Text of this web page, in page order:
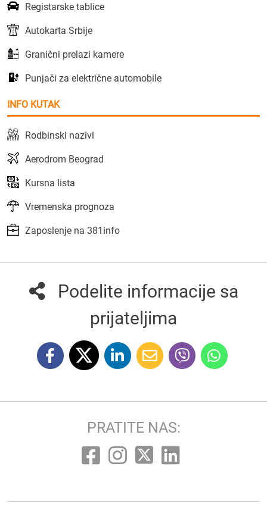
Registarske tablice
Autokarta Srbije
Granični prelazi kamere
Punjači za električne automobile
INFO KUTAK
Rodbinski nazivi
Aerodrom Beograd
Kursna lista
Vremenska prognoza
Zaposlenje na 381info
Podelite informacije sa
prijateljima
PRATITE NAS: